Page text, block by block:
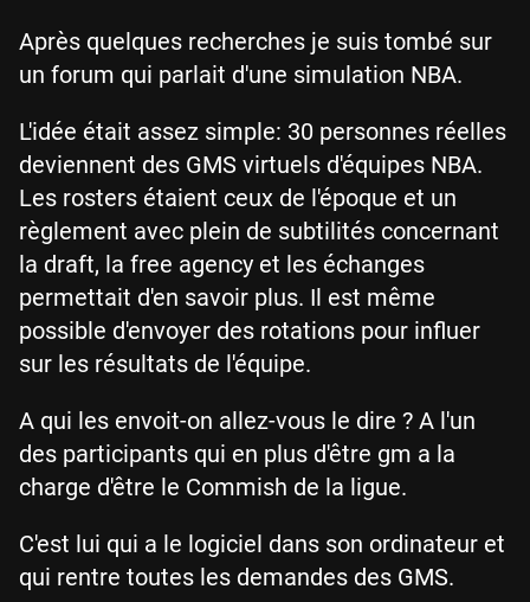
Après quelques recherches je suis tombé sur
un forum qui parlait d'une simulation NBA.
L'idée était assez simple: 30 personnes réelles
deviennent des GMS virtuels d'équipes NBA.
Les rosters étaient ceux de l'époque et un
règlement avec plein de subtilités concernant
la draft, la free agency et les échanges
permettait d'en savoir plus. Il est même
possible d'envoyer des rotations pour influer
sur les résultats de l'équipe.
A qui les envoit-on allez-vous le dire ? A l'un
des participants qui en plus d'être gm a la
charge d'être le Commish de la ligue.
C'est lui qui a le logiciel dans son ordinateur et
qui rentre toutes les demandes des GMS.